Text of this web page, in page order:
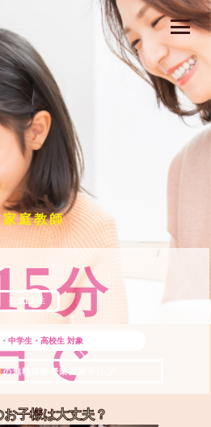
家庭教師
分
で
る
中学生・高校生 対象
の無料体験授業実施中!! ／
公式LINE
お子様は大丈夫？